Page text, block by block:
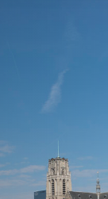
energienet